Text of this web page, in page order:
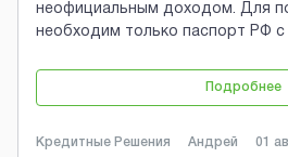
неофициальным доходом. Для
необходим только паспорт РФ с
Подробнее
Кредитные Решения Андрей 01